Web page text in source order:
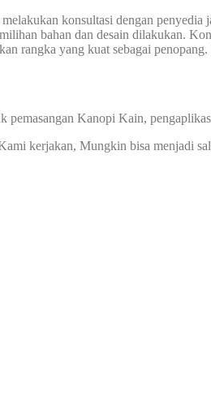
konsultasi dengan
bahan dan desain dilakukan.
rangka yang kuat sebagai
pemasangan Kanopi Kain,
kerjakan, Mungkin bisa menjadi